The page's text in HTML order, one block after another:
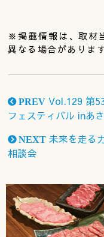
※掲載情報は、取材
異なる場合がありま
PREV Vol.129 第
フェスティバル inあ
NEXT 未来を走る
相談会